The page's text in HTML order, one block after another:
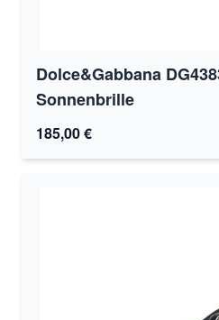
Dolce&Gabbana
Sonnenbrille
185,00 €